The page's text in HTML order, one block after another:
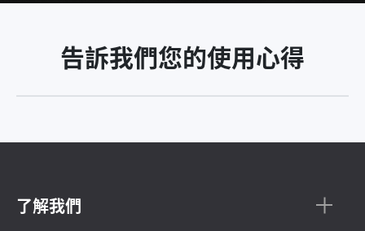
告訴我們您的使用心得
了解我們